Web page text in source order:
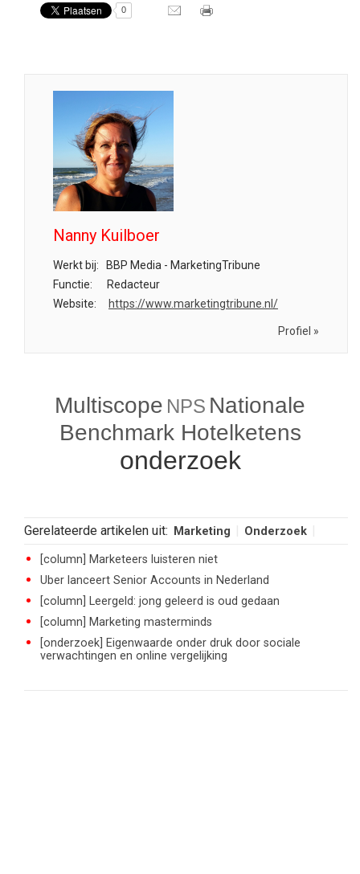
0
Nanny Kuilboer
Werkt bij:
BBP Media - MarketingTribune
Functie:
Redacteur
Website:
https://www.marketingtribune.nl/
Profiel »
Multiscope NPS Nationale
Benchmark Hotelketens
onderzoek
Gerelateerde artikelen uit: Marketing Onderzoek
[column] Marketeers luisteren niet
Uber lanceert Senior Accounts in Nederland
[column] Leergeld: jong geleerd is oud gedaan
[column] Marketing masterminds
[onderzoek] Eigenwaarde onder druk door sociale
verwachtingen en online vergelijking